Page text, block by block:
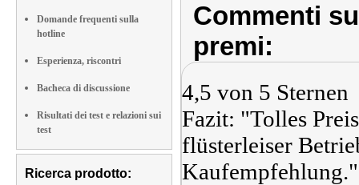
Domande frequenti sulla
hotline
Esperienza, riscontri
Bacheca di discussione
Risultati dei test e relazioni sui
test
Ricerca prodotto:
Commenti
premi:
4,5 von 5 Sternen
Fazit: "Tolles
flüsterleiser
Kaufempfehlung."